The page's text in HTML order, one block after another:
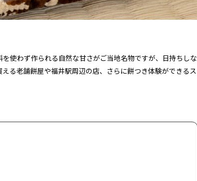
使わず作られる自然な甘さがご当地名物ですが、日持ちしな
る老舗餅屋や福井駅周辺の店、さらに餅つき体験ができるス